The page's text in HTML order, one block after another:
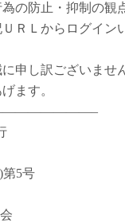
の防止・抑制の観
ＲＬからログイン
申し訳ございませ
ます。
5号